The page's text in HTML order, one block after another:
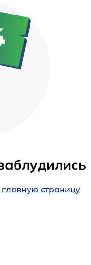
страницу